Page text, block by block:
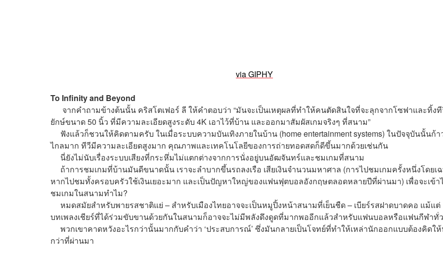
via GIPHY
To Infinity and Beyond
จากคำถามข้างต้นนั้น คริสโตเฟอร์ ลี ให้คำตอบว่า “มันจะเป็นเหตุผลที่ทำให้คนตัดสินใจที่จะลุกจากโซฟาและทิ้ง
ยักษ์ขนาด 50 นิ้ว ที่มีความละเอียดสูงระดับ 4K เอาไว้ที่บ้าน และออกมาสัมผัสเกมจริงๆ ที่สนาม”
ฟังแล้วก็ชวนให้คิดตามครับ ในเมื่อระบบความบันเทิงภายในบ้าน (home entertainment systems) ในปัจจุบันนั้นก้า
ไกลมาก ทีวีมีความละเอียดสูงมาก คุณภาพและเทคโนโลยีของการถ่ายทอดสดก็ดีขึ้นมากด้วยเช่นกัน
นี่ยังไม่นับเรื่องระบบเสียงที่กระหึ่มไม่แตกต่างจากการนั่งอยู่บนอัฒจันทร์และชมเกมที่สนาม
ถ้าการชมเกมที่บ้านมันดีขนาดนั้น เราจะลำบากขึ้นรถลงเรือ เสียเงินจำนวนมหาศาล (การไปชมเกมครั้งหนึ่งโดยเ
หากไปชมทั้งครอบครัวใช้เงินเยอะมาก และเป็นปัญหาใหญ่ของแฟนฟุตบอลอังกฤษตลอดหลายปีที่ผ่านมา) เพื่อจะเข้า
ชมเกมในสนามทำไม?
หมดสมัยสำหรับพายรสชาติแย่ – สำหรับเมืองไทยอาจจะเป็นหมูปิ้งหน้าสนามที่เย็นชืด – เบียร์รสฝาดบาดคอ แม้แต่
บทเพลงเชียร์ที่ได้ร่วมขับขานด้วยกันในสนามก็อาจจะไม่มีพลังดึงดูดที่มากพออีกแล้วสำหรับแฟนบอลหรือแฟนกีฬาทั่
พวกเขาคาดหวังอะไรกว่านั้นมากกับคำว่า ‘ประสบการณ์’ ซึ่งมันกลายเป็นโจทย์ที่ทำให้เหล่านักออกแบบต้องคิดใ
กว่าที่ผ่านมา